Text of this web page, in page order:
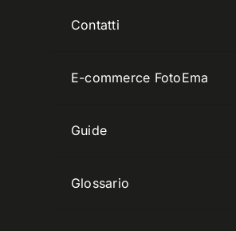
Contatti
E-commerce FotoEma
Guide
Glossario